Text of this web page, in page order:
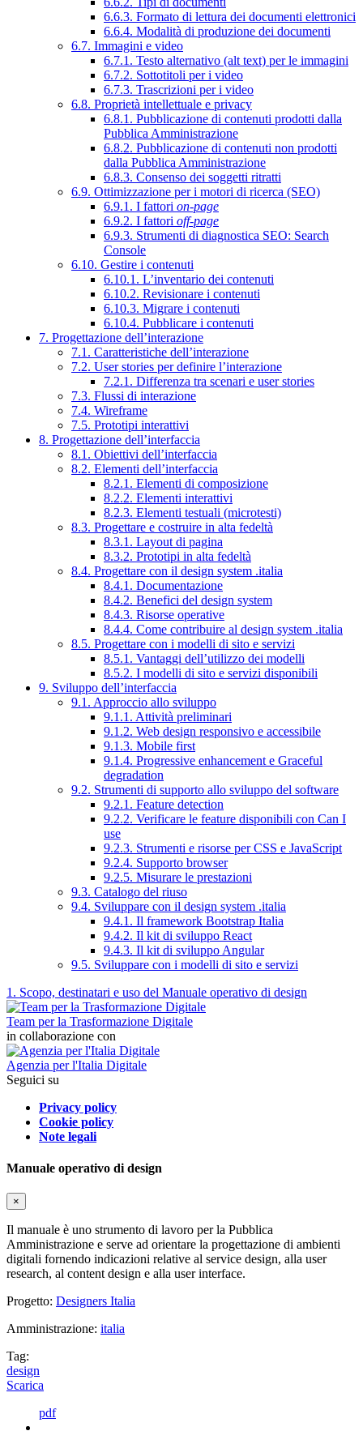
6.6.3. Formato di lettura dei documenti elettronici
6.6.4. Modalità di produzione dei documenti
6.7. Immagini e video
6.7.1. Testo alternativo (alt text) per le immagini
6.7.2. Sottotitoli per i video
6.7.3. Trascrizioni per i video
6.8. Proprietà intellettuale e privacy
6.8.1. Pubblicazione di contenuti prodotti dalla
Pubblica Amministrazione
6.8.2. Pubblicazione di contenuti non prodotti
dalla Pubblica Amministrazione
6.8.3. Consenso dei soggetti ritratti
6.9. Ottimizzazione per i motori di ricerca (SEO)
6.9.1. I fattori on-page
6.9.2. I fattori off-page
6.9.3. Strumenti di diagnostica SEO: Search
Console
6.10. Gestire i contenuti
6.10.1. L’inventario dei contenuti
6.10.2. Revisionare i contenuti
6.10.3. Migrare i contenuti
6.10.4. Pubblicare i contenuti
7. Progettazione dell’interazione
7.1. Caratteristiche dell’interazione
7.2. User stories per definire l’interazione
7.2.1. Differenza tra scenari e user stories
7.3. Flussi di interazione
7.4. Wireframe
7.5. Prototipi interattivi
8. Progettazione dell’interfaccia
8.1. Obiettivi dell’interfaccia
8.2. Elementi dell’interfaccia
8.2.1. Elementi di composizione
8.2.2. Elementi interattivi
8.2.3. Elementi testuali (microtesti)
8.3. Progettare e costruire in alta fedeltà
8.3.1. Layout di pagina
8.3.2. Prototipi in alta fedeltà
8.4. Progettare con il design system .italia
8.4.1. Documentazione
8.4.2. Benefici del design system
8.4.3. Risorse operative
8.4.4. Come contribuire al design system .italia
8.5. Progettare con i modelli di sito e servizi
8.5.1. Vantaggi dell’utilizzo dei modelli
8.5.2. I modelli di sito e servizi disponibili
9. Sviluppo dell’interfaccia
9.1. Approccio allo sviluppo
9.1.1. Attività preliminari
9.1.2. Web design responsivo e accessibile
9.1.3. Mobile first
9.1.4. Progressive enhancement e Graceful
degradation
9.2. Strumenti di supporto allo sviluppo del software
9.2.1. Feature detection
9.2.2. Verificare le feature disponibili con Can I
use
9.2.3. Strumenti e risorse per CSS e JavaScript
9.2.4. Supporto browser
9.2.5. Misurare le prestazioni
9.3. Catalogo del riuso
9.4. Sviluppare con il design system .italia
9.4.1. Il framework Bootstrap Italia
9.4.2. Il kit di sviluppo React
9.4.3. Il kit di sviluppo Angular
9.5. Sviluppare con i modelli di sito e servizi
1. Scopo, destinatari e uso del Manuale operativo di design
Team per la Trasformazione Digitale
in collaborazione con
Agenzia per l'Italia Digitale
Seguici su
Privacy policy
Cookie policy
Note legali
Manuale operativo di design
×
Il manuale è uno strumento di lavoro per la Pubblica
Amministrazione e serve ad orientare la progettazione di ambienti
digitali fornendo indicazioni relative al service design, alla user
research, al content design e alla user interface.
Progetto: Designers Italia
Amministrazione: italia
Tag:
design
Scarica
pdf